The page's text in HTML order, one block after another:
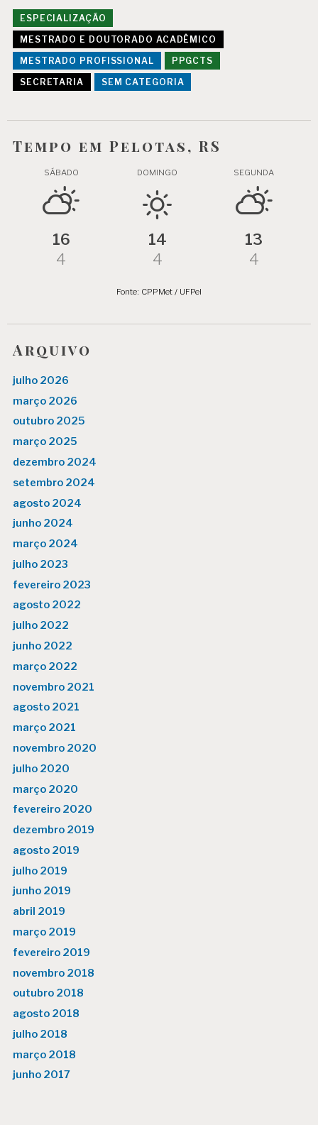
ESPECIALIZAÇÃO
MESTRADO E DOUTORADO ACADÊMICO
MESTRADO PROFISSIONAL
PPGCTS
SECRETARIA
SEM CATEGORIA
Tempo em Pelotas, RS
SÁBADO
16
4
DOMINGO
14
4
SEGUNDA
13
4
Fonte: CPPMet / UFPel
Arquivo
julho 2026
março 2026
outubro 2025
março 2025
dezembro 2024
setembro 2024
agosto 2024
junho 2024
março 2024
julho 2023
fevereiro 2023
agosto 2022
julho 2022
junho 2022
março 2022
novembro 2021
agosto 2021
março 2021
novembro 2020
julho 2020
março 2020
fevereiro 2020
dezembro 2019
agosto 2019
julho 2019
junho 2019
abril 2019
março 2019
fevereiro 2019
novembro 2018
outubro 2018
agosto 2018
julho 2018
março 2018
junho 2017